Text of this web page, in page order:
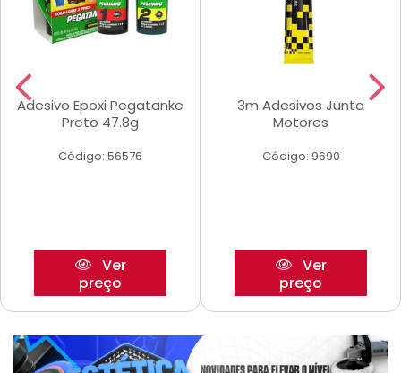
Adesivo Epoxi Pegatanke
Preto 47.8g
Código: 56576
Ver
preço
3m Adesivos Junta
Motores
Código: 9690
Ver
preço